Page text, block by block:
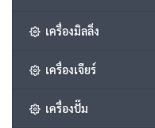
เครื่องมิลลิ่ง
เครื่องเจียร์
เครื่องปั๊ม